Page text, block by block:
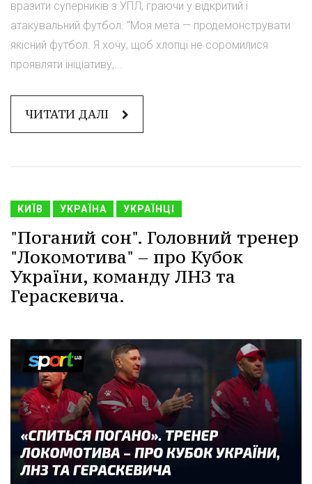
вразити суперників з УПЛ, граючи у відкритий і
атакувальний футбол. "Моя мета — продемонструвати
якісний футбол. Я хочу, щоб хлопці не соромилися
проявляти ініціативу,...
ЧИТАТИ ДАЛІ
КИЇВ УКРАЇНА УКРАЇНЦІ
"Поганий сон". Головний тренер
"Локомотива" – про Кубок
України, команду ЛНЗ та
Гераскевича.